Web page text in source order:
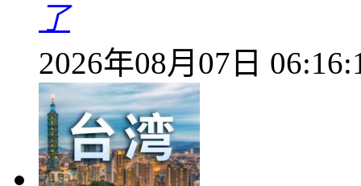
了
2026年08月07日